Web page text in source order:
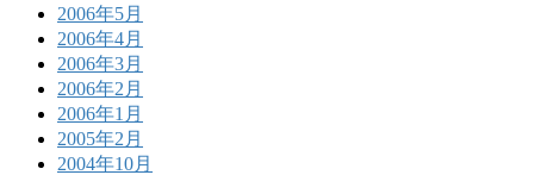
2006年5月
2006年4月
2006年3月
2006年2月
2006年1月
2005年2月
2004年10月